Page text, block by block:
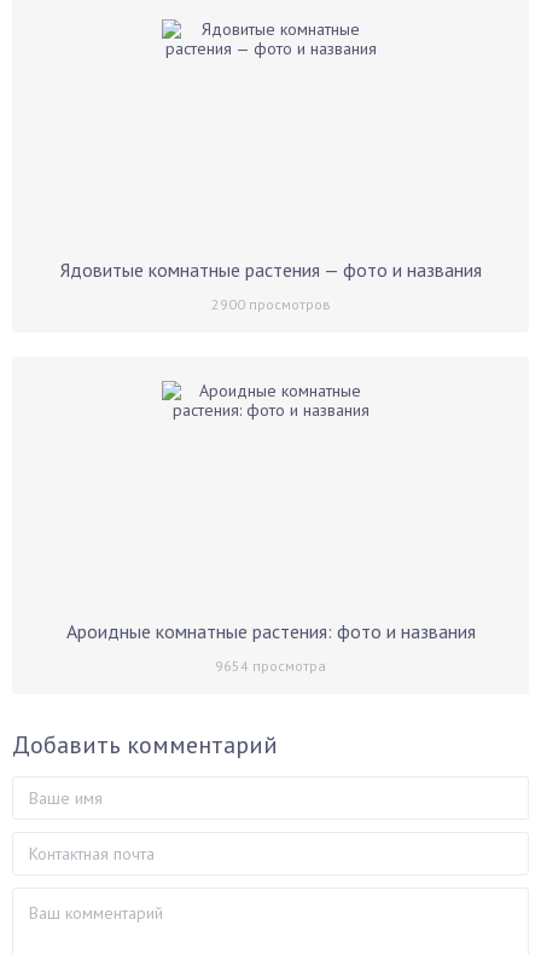
Ядовитые комнатные растения — фото и названия
2900просмотров
Ароидные комнатные растения: фото и названия
9654 просмотра
Добавить комментарий